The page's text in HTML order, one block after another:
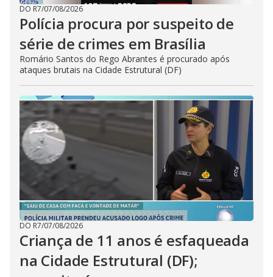
DO R7/07/08/2026
Polícia procura por suspeito de
série de crimes em Brasília
Romário Santos do Rego Abrantes é procurado após
ataques brutais na Cidade Estrutural (DF)
DO R7/07/08/2026
Criança de 11 anos é esfaqueada
na Cidade Estrutural (DF);